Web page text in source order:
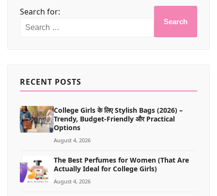
Search for:
Search
RECENT POSTS
College Girls के लिए Stylish Bags (2026) –
Trendy, Budget-Friendly और Practical
Options
August 4, 2026
The Best Perfumes for Women (That Are
Actually Ideal for College Girls)
August 4, 2026